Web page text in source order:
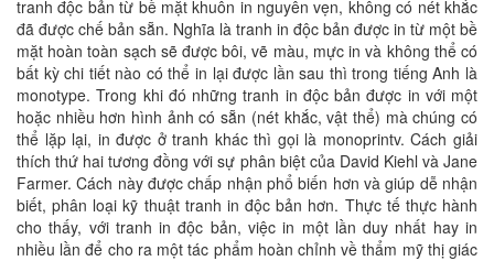
tranh độc bản từ bề mặt khuôn in nguyên vẹn, không có nét khắc
đã được chế bản sẵn. Nghĩa là tranh in độc bản được in từ một bề
mặt hoàn toàn sạch sẽ được bôi, vẽ màu, mực in và không thể có
bất kỳ chi tiết nào có thể in lại được lần sau thì trong tiếng Anh là
monotype. Trong khi đó những tranh in độc bản được in với một
hoặc nhiều hơn hình ảnh có sẵn (nét khắc, vật thể) mà chúng có
thể lặp lại, in được ở tranh khác thì gọi là monoprintv. Cách giải
thích thứ hai tương đồng với sự phân biệt của David Kiehl và Jane
Farmer. Cách này được chấp nhận phổ biến hơn và giúp dễ nhận
biết, phân loại kỹ thuật tranh in độc bản hơn. Thực tế thực hành
cho thấy, với tranh in độc bản, việc in một lần duy nhất hay in
nhiều lần để cho ra một tác phẩm hoàn chỉnh về thẩm mỹ thị giác